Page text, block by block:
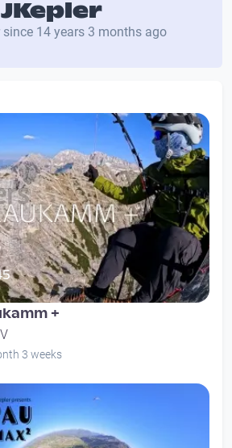
JKepler
since 14 years 3 months ago
+
3 weeks